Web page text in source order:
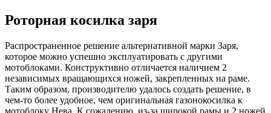
Роторная косилка заря
Распространенное решение альтернативной марки Заря,
которое можно успешно эксплуатировать с другими
мотоблоками. Конструктивно отличается наличием 2
независимых вращающихся ножей, закрепленных на раме.
Таким образом, производителю удалось создать решение, в
чем-то более удобное, чем оригинальная газонокосилка к
мотоблоку Нева. К сожалению, из-за широкой рамы и 2 ножей